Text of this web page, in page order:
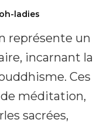
oh-ladies
représente un
incarnant la
Ces
méditation,
sacrées,